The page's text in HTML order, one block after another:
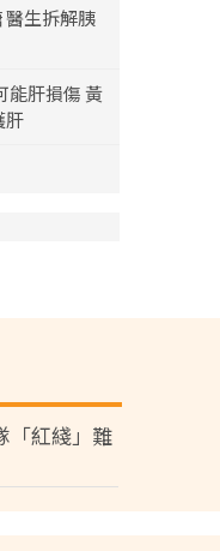
醫生拆解胰
能肝損傷 黃
肝
「紅綫」難